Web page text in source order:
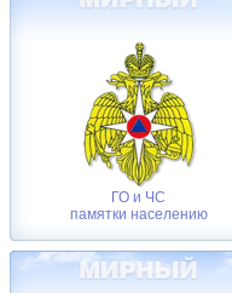
ГО и ЧС
памятки населению